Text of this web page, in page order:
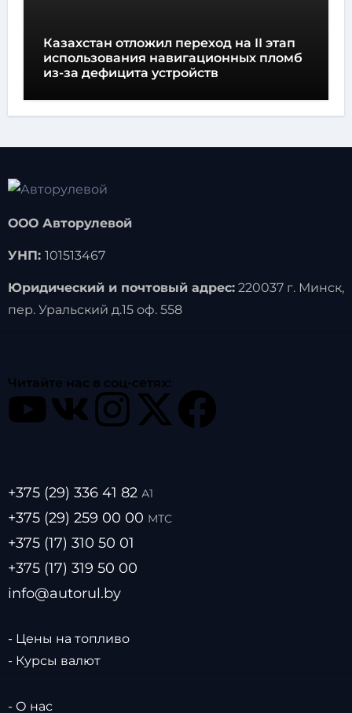
Казахстан отложил переход на II этап
использования навигационных пломб
из-за дефицита устройств
ООО Авторулевой
УНП: 101513467
Юридический и почтовый адрес:220037 г. Минск,
пер. Уральский д.15 оф. 558
Читайте нас в соц-сетях:
+375 (29) 336 41 82 А1
+375 (29) 259 00 00 МТС
+375 (17) 310 50 01
+375 (17) 319 50 00
info@autorul.by
- Цены на топливо
- Курсы валют
- О нас